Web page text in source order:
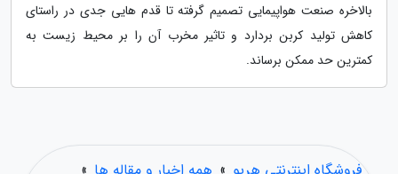
بالاخره صنعت هواپیمایی تصمیم گرفته تا قدم هایی جدی در راستای
کاهش تولید کربن بردارد و تاثیر مخرب آن را بر محیط زیست به
کمترین حد ممکن برساند.